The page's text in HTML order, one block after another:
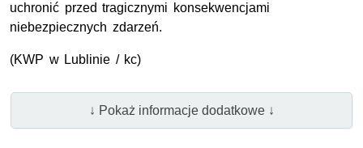
uchronić przed tragicznymi konsekwencjami
niebezpiecznych zdarzeń.
(KWP w Lublinie / kc)
↓ Pokaż informacje dodatkowe ↓